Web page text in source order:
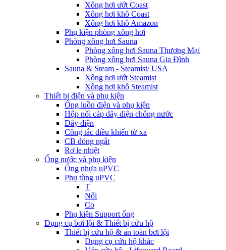
Xông hơi ướt Coast
Xông hơi khô Coast
Xông hơi khô Amazon
Phụ kiện phòng xông hơi
Phòng xông hơi Sauna
Phòng xông hơi Sauna Thương Mại
Phòng xông hơi Sauna Gia Đình
Sauna & Steam - Steamist/ USA
Xông hơi ướt Steamist
Xông hơi khô Steamist
Thiết bị điện và phụ kiện
Ống luồn điện và phụ kiện
Hộp nối cáp dây điện chống nước
Dây điện
Công tắc điều khiển từ xa
CB đóng ngắt
Rơ le nhiệt
Ống nước và phụ kiện
Ống nhựa uPVC
Phụ tùng uPVC
T
Nối
Co
Phụ kiện Support ống
Dụng cụ bơi lội & Thiết bị cứu hộ
Thiết bị cứu hộ & an toàn bơi lội
Dụng cụ cứu hộ khác